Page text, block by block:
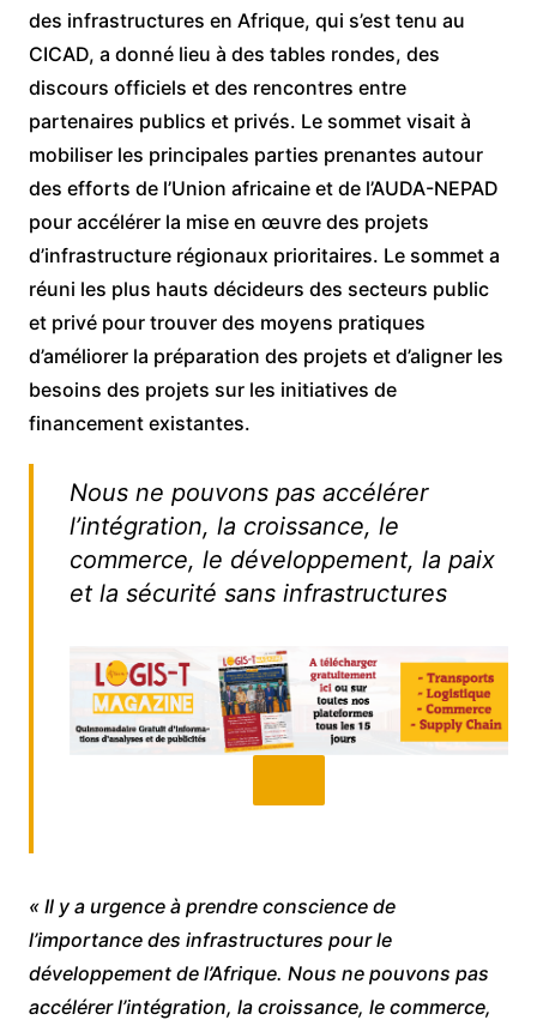
des infrastructures en Afrique, qui s’est tenu au
CICAD, a donné lieu à des tables rondes, des
discours officiels et des rencontres entre
partenaires publics et privés. Le sommet visait à
mobiliser les principales parties prenantes autour
des efforts de l’Union africaine et de l’AUDA-NEPAD
pour accélérer la mise en œuvre des projets
d’infrastructure régionaux prioritaires. Le sommet a
réuni les plus hauts décideurs des secteurs public
et privé pour trouver des moyens pratiques
d’améliorer la préparation des projets et d’aligner les
besoins des projets sur les initiatives de
financement existantes.
Nous ne pouvons pas accélérer
l’intégration, la croissance, le
commerce, le développement, la paix
et la sécurité sans infrastructures
« Il y a urgence à prendre conscience de
l’importance des infrastructures pour le
développement de l’Afrique. Nous ne pouvons pas
accélérer l’intégration, la croissance, le commerce,